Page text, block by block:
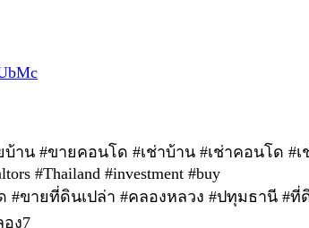
น #ขายคอนโด #เช่าบ้าน #เช่าคอนโด #
#Thailand #investment #buy
#ขายที่ดินเปล่า #คลองหลวง #ปทุมธานี #
ง7